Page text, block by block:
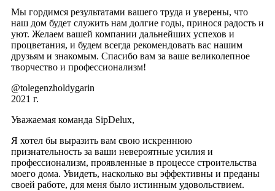
Мы гордимся результатами вашего труда и уверены, что
наш дом будет служить нам долгие годы, принося радость и
уют. Желаем вашей компании дальнейших успехов и
процветания, и будем всегда рекомендовать вас нашим
друзьям и знакомым. Спасибо вам за ваше великолепное
творчество и профессионализм!
@tolegenzholdygarin
2021 г.
Уважаемая команда SipDelux,
Я хотел бы выразить вам свою искреннюю
признательность за ваши невероятные усилия и
профессионализм, проявленные в процессе строительства
моего дома. Увидеть, насколько вы эффективны и преданы
своей работе, для меня было истинным удовольствием.